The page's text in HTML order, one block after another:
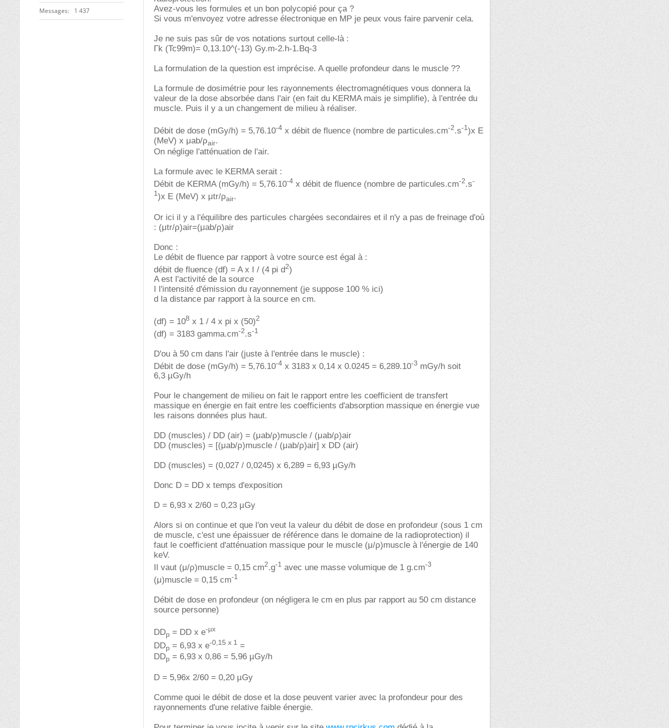
Messages 1 437
Avez-vous les formules et un bon polycopié pour ça ?
Si vous m'envoyez votre adresse électronique en MP je peux vous faire parvenir cela.
Je ne suis pas sûr de vos notations surtout celle-là :
Γk (Tc99m)= 0,13.10^(-13) Gy.m-2.h-1.Bq-3
La formulation de la question est imprécise. A quelle profondeur dans le muscle ??
La formule de dosimétrie pour les rayonnements électromagnétiques vous donnera la
valeur de la dose absorbée dans l'air (en fait du KERMA mais je simplifie), à l'entrée du
muscle. Puis il y a un changement de milieu à réaliser.
Débit de dose (mGy/h) = 5,76.10-4 x débit de fluence (nombre de particules.cm-2.s-1)x E
(MeV) x μab/ρair.
On néglige l'atténuation de l'air.
La formule avec le KERMA serait :
Débit de KERMA (mGy/h) = 5,76.10-4 x débit de fluence (nombre de particules.cm-2.s-
1)x E (MeV) x μtr/ρair.
Or ici il y a l'équilibre des particules chargées secondaires et il n'y a pas de freinage d'où
: (μtr/ρ)air=(μab/ρ)air
Donc :
Le débit de fluence par rapport à votre source est égal à :
débit de fluence (df) = A x I / (4 pi d2)
A est l'activité de la source
I l'intensité d'émission du rayonnement (je suppose 100 % ici)
d la distance par rapport à la source en cm.
(df) = 108 x 1 / 4 x pi x (50)2
(df) = 3183 gamma.cm-2.s-1
D'ou à 50 cm dans l'air (juste à l'entrée dans le muscle) :
Débit de dose (mGy/h) = 5,76.10-4 x 3183 x 0,14 x 0.0245 = 6,289.10-3 mGy/h soit
6,3 µGy/h
Pour le changement de milieu on fait le rapport entre les coefficient de transfert
massique en énergie en fait entre les coefficients d'absorption massique en énergie vue
les raisons données plus haut.
DD (muscles) / DD (air) = (μab/ρ)muscle / (μab/ρ)air
DD (muscles) = [(μab/ρ)muscle / (μab/ρ)air] x DD (air)
DD (muscles) = (0,027 / 0,0245) x 6,289 = 6,93 µGy/h
Donc D = DD x temps d'exposition
D = 6,93 x 2/60 = 0,23 µGy
Alors si on continue et que l'on veut la valeur du débit de dose en profondeur (sous 1 cm
de muscle, c'est une épaissuer de référence dans le domaine de la radioprotection) il
faut le coefficient d'atténuation massique pour le muscle (μ/ρ)muscle à l'énergie de 140
keV.
Il vaut (μ/ρ)muscle = 0,15 cm2.g-1 avec une masse volumique de 1 g.cm-3
(μ)muscle = 0,15 cm-1
Débit de dose en profondeur (on négligera le cm en plus par rapport au 50 cm distance
source personne)
DDp = DD x e-µx
DDp = 6,93 x e-0,15 x 1 =
DDp = 6,93 x 0,86 = 5,96 µGy/h
D = 5,96x 2/60 = 0,20 µGy
Comme quoi le débit de dose et la dose peuvent varier avec la profondeur pour des
rayonnements d'une relative faible énergie.